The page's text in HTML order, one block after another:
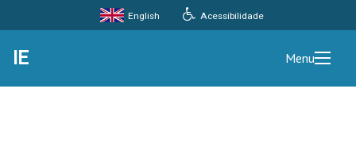
Acessibilidade
English
IE Menu